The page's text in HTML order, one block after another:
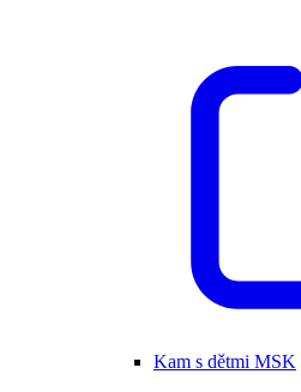
Kam s dětmi MSK